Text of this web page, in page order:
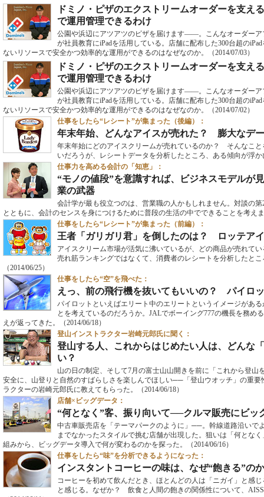
ドミノ・ピザのエクストリームオーダーを支え
で運用管理できるわけ
公園や浜辺にアツアツのピザを届けます――。こんなオーダー
が社員教育にiPadを活用している。店舗に配布した300台超の
ないリソースで安全かつ効率的な運用ができるのはなぜなのか。
（2014/07/03）
ドミノ・ピザのエクストリームオーダーを支え
で運用管理できるわけ
公園や浜辺にアツアツのピザを届けます――。こんなオーダー
が社員教育にiPadを活用している。店舗に配布した300台超の
ないリソースで安全かつ効率的な運用ができるのはなぜなのか。
（2014/07/02）
仕事をしたら“レシート”が集まった（後編）：
年末年始、どんなアイスが売れた？ 膨大なデ
年末年始にどのアイスクリームが売れているのか？ そんなこ
いだろうが、レシートデータを分析したところ、ある傾向が浮
仕事力を高める会計の「知恵」：
“モノの値段”を意識すれば、ビジネスモデル
業の武器
会計学が最も役立つのは、営業職の人かもしれません。対談の
とともに、会計のセンスを身につけるために普段の生活の中でできることを考え
仕事をしたら“レシート”が集まった（前編）：
王者「ガリガリ君」を倒したのは？ ロッテア
アイスクリーム市場が活気に沸いているが、どの商品が売れて
売れ筋ランキングではなくて、消費者のレシートを分析した
（2014/06/25）
仕事をしたら“空”を飛べた：
えっ、前の飛行機を抜いてもいいの？ パイロ
パイロットといえばエリート中のエリートというイメージがあ
とを考えているのだろうか。JALでボーイング777の機長を務め
えが返ってきた。
（2014/06/18）
登山インストラクター岩崎元郎氏に聞く：
登山する人、これからはじめたい人は、どんな
い？
山の日の制定、そして7月の富士山山開きを前に「これから登山
安全に、山登りと自然のすばらしさを楽しんでほしい──「登山ウオッチ」の重
ラクターの岩崎元郎氏に教えてもらった。
（2014/06/18）
店舗×ビッグデータ：
“何となく”客、振り向いて──クルマ販売にビッ
中古車販売店を「テーマパークのように」──。幹線道路沿いで
までなかったスタイルで挑む店舗が出現した。狙いは「何とな
組みから、ビッグデータ導入で何が変わるのかを探った。
（2014/06/16）
仕事をしたら“味”を分析できるようになった：
インスタントコーヒーの味は、なぜ“飽きる”のか
コーヒーを初めて飲んだとき、ほとんどの人は「ニガイ」と感
と感じる。なぜか？ 飲食と人間の飽きの関係性について、